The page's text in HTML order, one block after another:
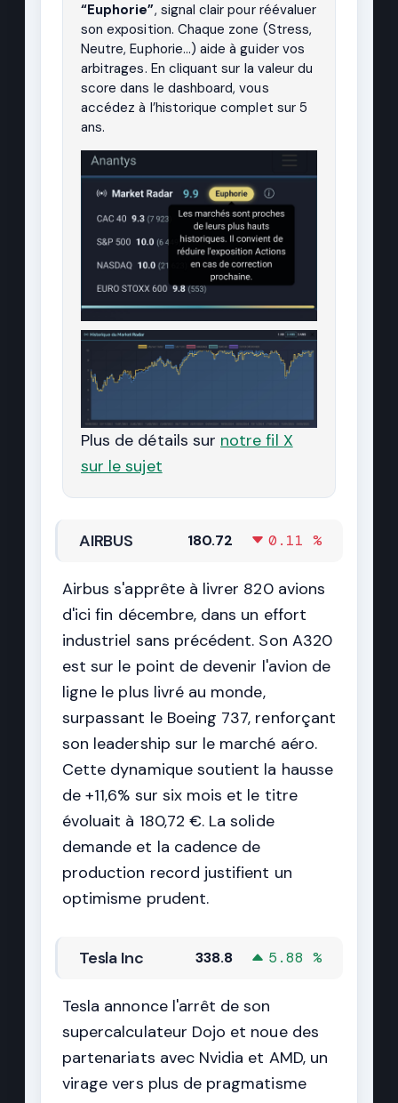
“Euphorie”, signal clair pour réévaluer
son exposition. Chaque zone (Stress,
Neutre, Euphorie…) aide à guider vos
arbitrages. En cliquant sur la valeur du
score dans le dashboard, vous
accédez à l’historique complet sur 5
ans.
Plus de détails sur notre fil X
sur le sujet
AIRBUS 180.72 0.11 %
Airbus s'apprête à livrer 820 avions
d'ici fin décembre, dans un effort
industriel sans précédent. Son A320
est sur le point de devenir l'avion de
ligne le plus livré au monde,
surpassant le Boeing 737, renforçant
son leadership sur le marché aéro.
Cette dynamique soutient la hausse
de +11,6% sur six mois et le titre
évoluait à 180,72 €. La solide
demande et la cadence de
production record justifient un
optimisme prudent.
Tesla Inc 338.8 5.88 %
Tesla annonce l'arrêt de son
supercalculateur Dojo et noue des
partenariats avec Nvidia et AMD, un
virage vers plus de pragmatisme